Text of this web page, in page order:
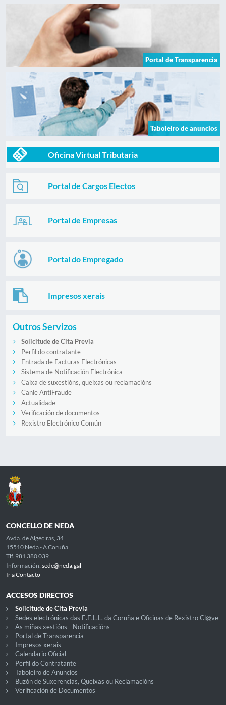
Portal de Transparencia
Taboleiro de anuncios
Oficina Virtual Tributaria
Portal de Cargos Electos
Portal de Empresas
Portal do Empregado
Impresos xerais
Outros Servizos
Solicitude de Cita Previa
Perfil do contratante
Entrada de Facturas Electrónicas
Sistema de Notificación Electrónica
Caixa de suxestións, queixas ou reclamacións
Canle AntiFraude
Actualidade
Verificación de documentos
Rexistro Electrónico Común
CONCELLO DE NEDA
Avda. de Algeciras, 34
15510 Neda - A Coruña
Tlf. 981 380 039
Información: sede@neda.gal
Ir a Contacto
ACCESOS DIRECTOS
Solicitude de Cita Previa
Sedes electrónicas das E.E.L.L. da Coruña e Oficinas de Rexistro Cl@ve
As miñas xestións - Notificacións
Portal de Transparencia
Impresos xerais
Calendario Oficial
Perfil do Contratante
Taboleiro de Anuncios
Buzón de Suxerencias, Queixas ou Reclamacións
Verificación de Documentos